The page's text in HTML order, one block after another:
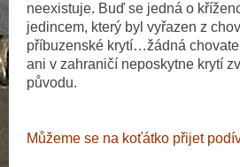
neexistuje. Buď se jedná o
jedincem, který byl vyřazen z
příbuzenské krytí…žádná
ani v zahraničí neposkytne krytí
původu.
Můžeme se na koťátko přijet